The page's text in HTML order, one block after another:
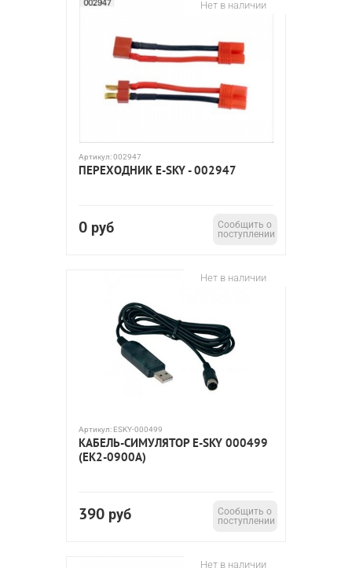
Нет в наличии
Артикул:002947
ПЕРЕХОДНИК E-SKY - 002947
0 руб
Сообщить о
поступлении
Нет в наличии
Артикул: ESKY-000499
КАБЕЛЬ-СИМУЛЯТОР E-SKY 000499
(EK2-0900A)
390 руб
Сообщить о
поступлении
Нет в наличии